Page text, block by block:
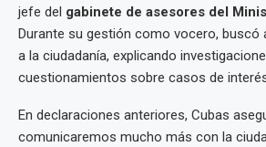
jefe del gabinete de asesores del
Durante su gestión como vocero, buscó
a la ciudadanía, explicando
cuestionamientos sobre casos de
En declaraciones anteriores, Cubas
comunicaremos mucho más con la